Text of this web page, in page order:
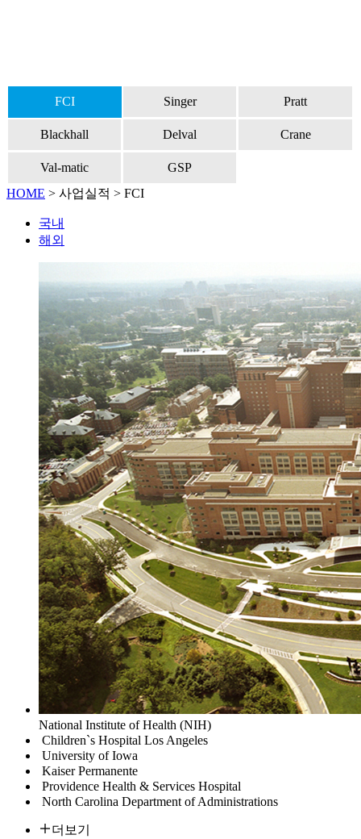
FCI Singer Pratt
Blackhall Delval Crane
Val-matic
GSP
HOME > 사업실적 > FCI
국내
해외
National Institute of Health (NIH)
Children`s Hospital Los Angeles
University of Iowa
Kaiser Permanente
Providence Health & Services Hospital
North Carolina Department of Administrations
더보기